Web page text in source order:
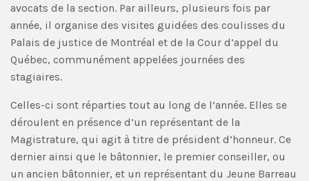
avocats de la section. Par ailleurs, plusieurs fois par
année, il organise des visites guidées des coulisses du
Palais de justice de Montréal et de la Cour d’appel du
Québec, communément appelées journées des
stagiaires.
Celles-ci sont réparties tout au long de l’année. Elles se
déroulent en présence d’un représentant de la
Magistrature, qui agit à titre de président d’honneur. Ce
dernier ainsi que le bâtonnier, le premier conseiller, ou
un ancien bâtonnier, et un représentant du Jeune Barreau